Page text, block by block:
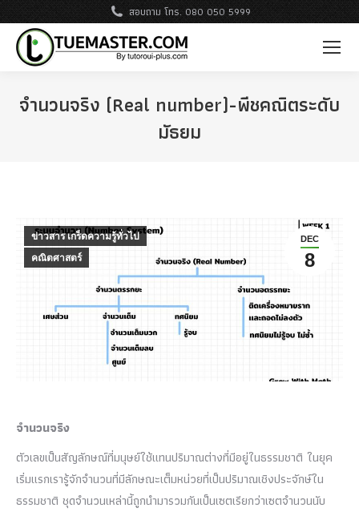
สอบถาม โทร. 080 050 5999
จำนวนจริง (Real number)-พีชคณิตระดับ
มัธยม
DEC
8
ข่าวสาร เกร็ดความรู้ทั่วไป
คณิตศาสตร์
จำนวนจริง
ตัวเลขเป็นสัญลักษณ์ที่มนุษย์ใช้แทนปริมาณต่างที่มีอยู่ในธรรมชาติ ในยุค
เริ่มแรกเรารู้จักจำนวนที่มีลักษณะเต็มหน่วยที่เป็นปริมาณเชิงประจักษ์ใน
ธรรมชาติ ชุดจำนวนเหล่านี้ถูกนำมารวมกันเป็นเซตเรียกว่าเซตจำนวนนับ